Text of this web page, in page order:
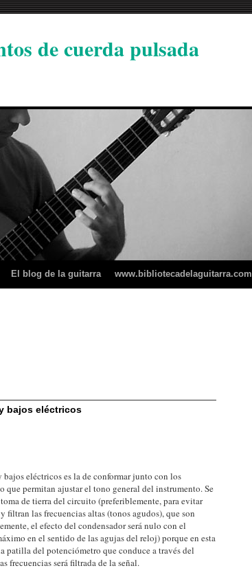
de cuerda pulsada
El blog de la guitarra www.bibliotecadelaguitarra.com
bajos eléctricos
eléctricos es la de conformar junto con los
que permitan ajustar el tono general del instrumento. Se
de tierra del circuito (preferiblemente, para evitar
filtran las frecuencias altas (tonos agudos), que son
el efecto del condensador será nulo con el
en el sentido de las agujas del reloj) porque en esta
patilla del potenciómetro que conduce a través del
frecuencias será filtrada de la señal.